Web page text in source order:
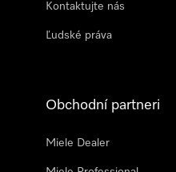
Kontaktujte nás
Ľudské práva
Obchodní partneri
Miele Dealer